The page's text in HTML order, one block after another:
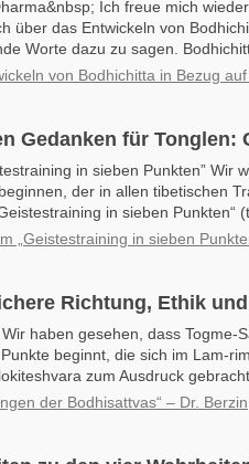
Ich freue mich
über das Entwickeln von
Worte dazu zu sagen.
von Bodhichitta in Bezug
Gedanken für Tonglen:
in sieben Punkten” Wir
der in allen tibetischen
in sieben Punkten“
„Geistestraining in sieben
Richtung, Ethik
haben gesehen, dass Togme-
beginnt, die sich im Lam-
zum Ausdruck
der Bodhisattvas“ – Dr. Berzin